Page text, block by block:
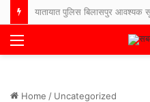
Menu
Home / Uncategorized